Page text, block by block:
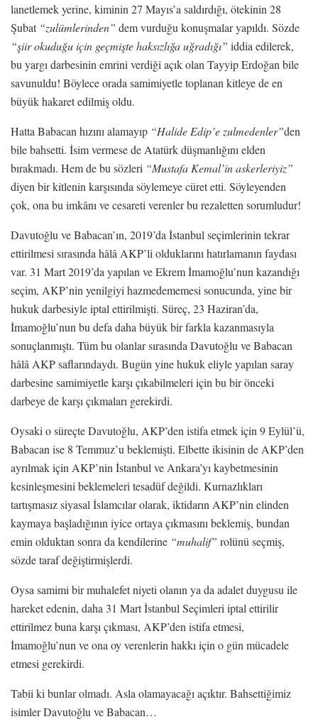
lanetlemek yerine, kiminin 27 Mayıs’a saldırdığı, ötekinin 28
Şubat “zulümlerinden” dem vurduğu konuşmalar yapıldı. Sözde
“şiir okuduğu için geçmişte haksızlığa uğradığı” iddia edilerek,
bu yargı darbesinin emrini verdiği açık olan Tayyip Erdoğan bile
savunuldu! Böylece orada samimiyetle toplanan kitleye de en
büyük hakaret edilmiş oldu.
Hatta Babacan hızını alamayıp “Halide Edip’e zulmedenler”den
bile bahsetti. İsim vermese de Atatürk düşmanlığını elden
bırakmadı. Hem de bu sözleri “Mustafa Kemal’in askerleriyiz”
diyen bir kitlenin karşısında söylemeye cüret etti. Söyleyenden
çok, ona bu imkânı ve cesareti verenler bu rezaletten sorumludur!
Davutoğlu ve Babacan’ın, 2019’da İstanbul seçimlerinin tekrar
ettirilmesi sırasında hâlâ AKP’li olduklarını hatırlamanın faydası
var. 31 Mart 2019’da yapılan ve Ekrem İmamoğlu’nun kazandığı
seçim, AKP’nin yenilgiyi hazmedememesi sonucunda, yine bir
hukuk darbesiyle iptal ettirilmişti. Süreç, 23 Haziran’da,
İmamoğlu’nun bu defa daha büyük bir farkla kazanmasıyla
sonuçlanmıştı. Tüm bu olanlar sırasında Davutoğlu ve Babacan
hâlâ AKP saflarındaydı. Bugün yine hukuk eliyle yapılan saray
darbesine samimiyetle karşı çıkabilmeleri için bu bir önceki
darbeye de karşı çıkmaları gerekirdi.
Oysaki o süreçte Davutoğlu, AKP’den istifa etmek için 9 Eylül’ü,
Babacan ise 8 Temmuz’u beklemişti. Elbette ikisinin de AKP’den
ayrılmak için AKP’nin İstanbul ve Ankara’yı kaybetmesinin
kesinleşmesini beklemeleri tesadüf değildi. Kurnazlıkları
tartışmasız siyasal İslamcılar olarak, iktidarın AKP’nin elinden
kaymaya başladığının iyice ortaya çıkmasını beklemiş, bundan
emin olduktan sonra da kendilerine “muhalif” rolünü seçmiş,
sözde taraf değiştirmişlerdi.
Oysa samimi bir muhalefet niyeti olanın ya da adalet duygusu ile
hareket edenin, daha 31 Mart İstanbul Seçimleri iptal ettirilir
ettirilmez buna karşı çıkması, AKP’den istifa etmesi,
İmamoğlu’nun ve ona oy verenlerin hakkı için o gün mücadele
etmesi gerekirdi.
Tabii ki bunlar olmadı. Asla olamayacağı açıktır. Bahsettiğimiz
isimler Davutoğlu ve Babacan…